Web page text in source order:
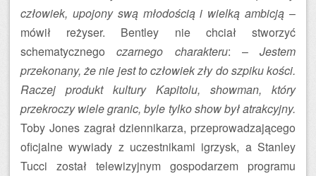
człowiek, upojony swą młodością i wielką ambicją –
mówił reżyser. Bentley nie chciał stworzyć
schematycznegoczarnego charakteru: – Jestem
przekonany, że nie jest to człowiek zły do szpiku kości.
Raczej produkt kultury Kapitolu, showman, który
przekroczy wiele granic, byle tylko show był atrakcyjny.
Toby Jones zagrał dziennikarza, przeprowadzającego
oficjalne wywiady z uczestnikami igrzysk, a Stanley
Tucci został telewizyjnym gospodarzem programu